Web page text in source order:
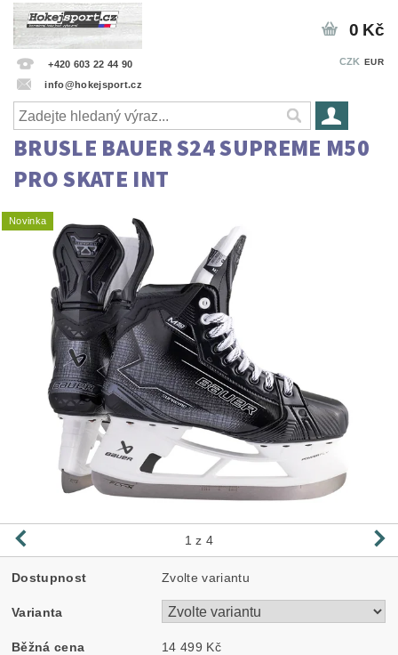
+420 603 22 44 90
info@hokejsport.cz
CZK EUR
0 Kč
BRUSLE BAUER S24 SUPREME M50
PRO SKATE INT
Novinka
1 z 4
Dostupnost Zvolte variantu
Varianta
Běžná cena 14 499 Kč